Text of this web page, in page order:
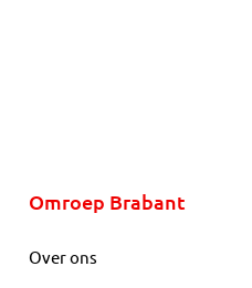
Omroep Brabant
Over ons